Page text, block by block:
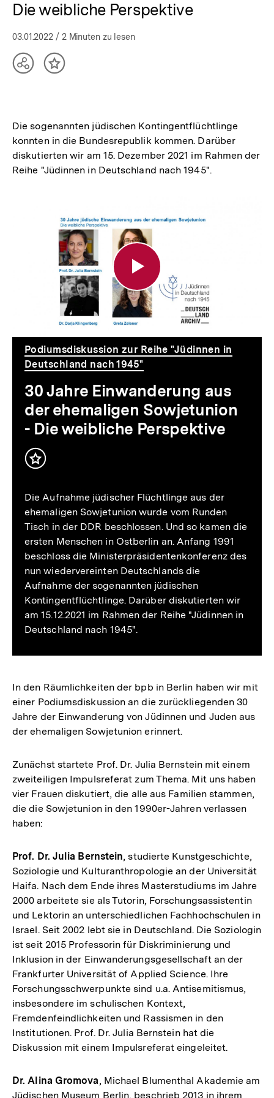
Die weibliche Perspektive
03.01.2022 / 2 Minuten zu lesen
TeilenInhalt
Die sogenannten jüdischen Kontingentflüchtlinge
konnten in die Bundesrepublik kommen. Darüber
diskutierten wir am 15. Dezember 2021 im Rahmen der
Reihe "Jüdinnen in Deutschland nach 1945".
Jahre
Einwanderung
ehemaligen
Sowjetunion
Die
weibliche
Perspektive
Podiumsdiskussion zur Reihe "Jüdinnen in
Deutschland nach 1945"
30 Jahre Einwanderung aus
der ehemaligen Sowjetunion
- Die weibliche Perspektive
Inhalt
Die Aufnahme jüdischer Flüchtlinge aus der
ehemaligen Sowjetunion wurde vom Runden
Tisch in der DDR beschlossen. Und so kamen die
ersten Menschen in Ostberlin an. Anfang 1991
beschloss die Ministerpräsidentenkonferenz des
nun wiedervereinten Deutschlands die
Aufnahme der sogenannten jüdischen
Kontingentflüchtlinge. Darüber diskutierten wir
am 15.12.2021 im Rahmen der Reihe "Jüdinnen in
Deutschland nach 1945".
In den Räumlichkeiten der bpb in Berlin haben wir mit
einer Podiumsdiskussion an die zurückliegenden 30
Jahre der Einwanderung von Jüdinnen und Juden aus
der ehemaligen Sowjetunion erinnert.
Zunächst startete Prof. Dr. Julia Bernstein mit einem
zweiteiligen Impulsreferat zum Thema. Mit uns haben
vier Frauen diskutiert, die alle aus Familien stammen,
die die Sowjetunion in den 1990er-Jahren verlassen
haben:
Prof. Dr. Julia Bernstein, studierte Kunstgeschichte,
Soziologie und Kulturanthropologie an der Universität
Haifa. Nach dem Ende ihres Masterstudiums im Jahre
2000 arbeitete sie als Tutorin, Forschungsassistentin
und Lektorin an unterschiedlichen Fachhochschulen in
Israel. Seit 2002 lebt sie in Deutschland. Die Soziologin
ist seit 2015 Professorin für Diskriminierung und
Inklusion in der Einwanderungsgesellschaft an der
Frankfurter Universität of Applied Science. Ihre
Forschungsschwerpunkte sind u.a. Antisemitismus,
insbesondere im schulischen Kontext,
Fremdenfeindlichkeiten und Rassismen in den
Institutionen. Prof. Dr. Julia Bernstein hat die
Diskussion mit einem Impulsreferat eingeleitet.
Dr. Alina Gromova, Michael Blumenthal Akademie am
Jüdischen Museum Berlin, beschrieb 2013 in ihrem